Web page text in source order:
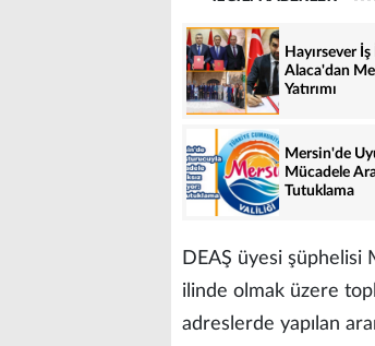
Hayırsever
Alaca'dan
Yatırımı
Mersin'de
Mücadele
Tutuklama
DEAŞ üyesi
ilinde olmak üzere
adreslerde yapılan